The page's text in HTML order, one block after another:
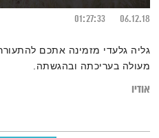
06.12.18
01:27:33
גליה גלעדי מזמינה אתכם
מעולה בעריכתה ובהגשתה.
אודיו